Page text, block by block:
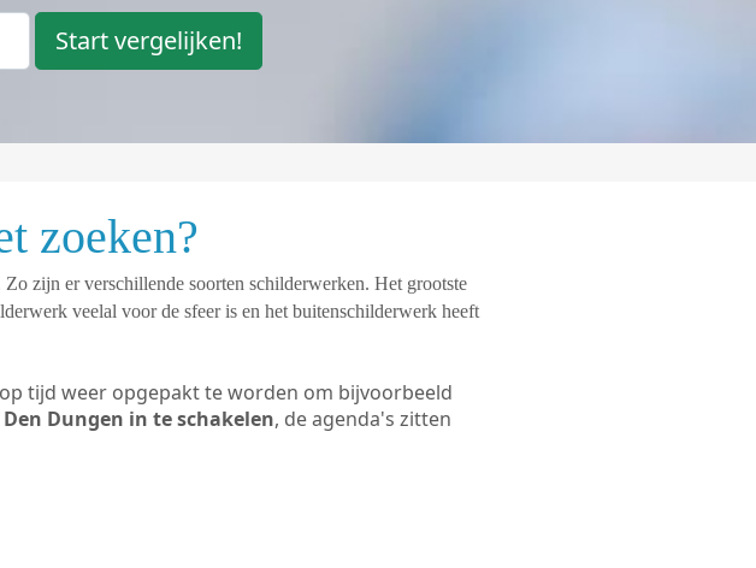
Start vergelijken!
zoeken?
zijn er verschillende soorten schilderwerken. Het grootste
veelal voor de sfeer is en het buitenschilderwerk heeft
tijd weer opgepakt te worden om bijvoorbeeld
Dungen in te schakelen, de agenda's zitten